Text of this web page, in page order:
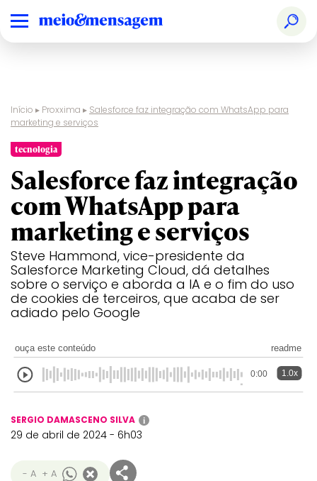
Início ▸ Proxxima ▸ Salesforce faz integração com WhatsApp para
marketing e serviços
tecnologia
Salesforce faz integração
com WhatsApp para
marketing e serviços
Steve Hammond, vice-presidente da
Salesforce Marketing Cloud, dá detalhes
sobre o serviço e aborda a IA e o fim do uso
de cookies de terceiros, que acaba de ser
adiado pelo Google
ouça este conteúdo readme
0:00 1.0x
SERGIO DAMASCENO SILVA i
29 de abril de 2024 - 6h03
- A + A